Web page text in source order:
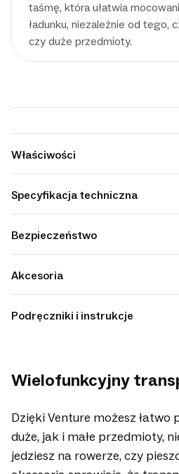
taśmę, która ułatwia
ładunku, niezależnie od tego,
czy duże przedmioty.
Właściwości
Specyfikacja techniczna
Bezpieczeństwo
Akcesoria
Podręczniki i instrukcje
Wielofunkcyjny
Dzięki Venture możesz łatwo
duże, jak i małe przedmioty,
jedziesz na rowerze, czy